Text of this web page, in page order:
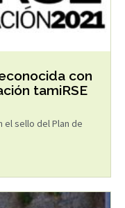
con
tamiRSE
el sello del Plan de